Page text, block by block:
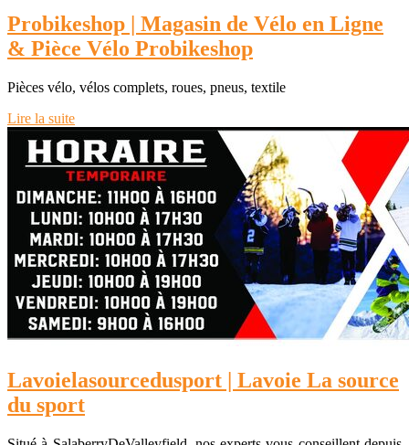
Probikeshop | Magasin de Vélo en Ligne
& Pièce Vélo Probikeshop
Pièces vélo, vélos complets, roues, pneus, textile
Lire la suite
Lavoielasour­ce­dus­port | Lavoie La source
du sport